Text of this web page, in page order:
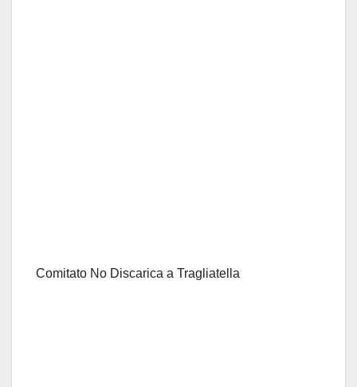
Comitato No Discarica a Tragliatella